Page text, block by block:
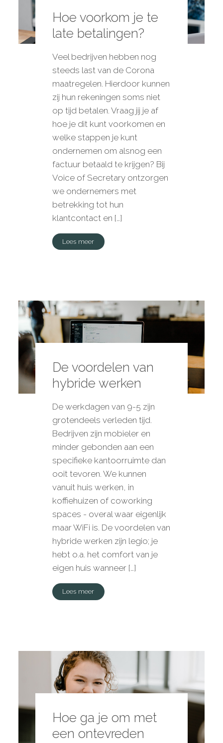
Hoe voorkom je te
late betalingen?
Veel bedrijven hebben nog
steeds last van de Corona
maatregelen. Hierdoor kunnen
zij hun rekeningen soms niet
op tijd betalen. Vraag jij je af
hoe je dit kunt voorkomen en
welke stappen je kunt
ondernemen om alsnog een
factuur betaald te krijgen? Bij
Voice of Secretary ontzorgen
we ondernemers met
betrekking tot hun
klantcontact en […]
Lees meer
De voordelen van
hybride werken
De werkdagen van 9-5 zijn
grotendeels verleden tijd.
Bedrijven zijn mobieler en
minder gebonden aan een
specifieke kantoorruimte dan
ooit tevoren. We kunnen
vanuit huis werken, in
koffiehuizen of coworking
spaces - overal waar eigenlijk
maar WiFi is. De voordelen van
hybride werken zijn legio; je
hebt o.a. het comfort van je
eigen huis wanneer […]
Lees meer
Hoe ga je om met
een ontevreden